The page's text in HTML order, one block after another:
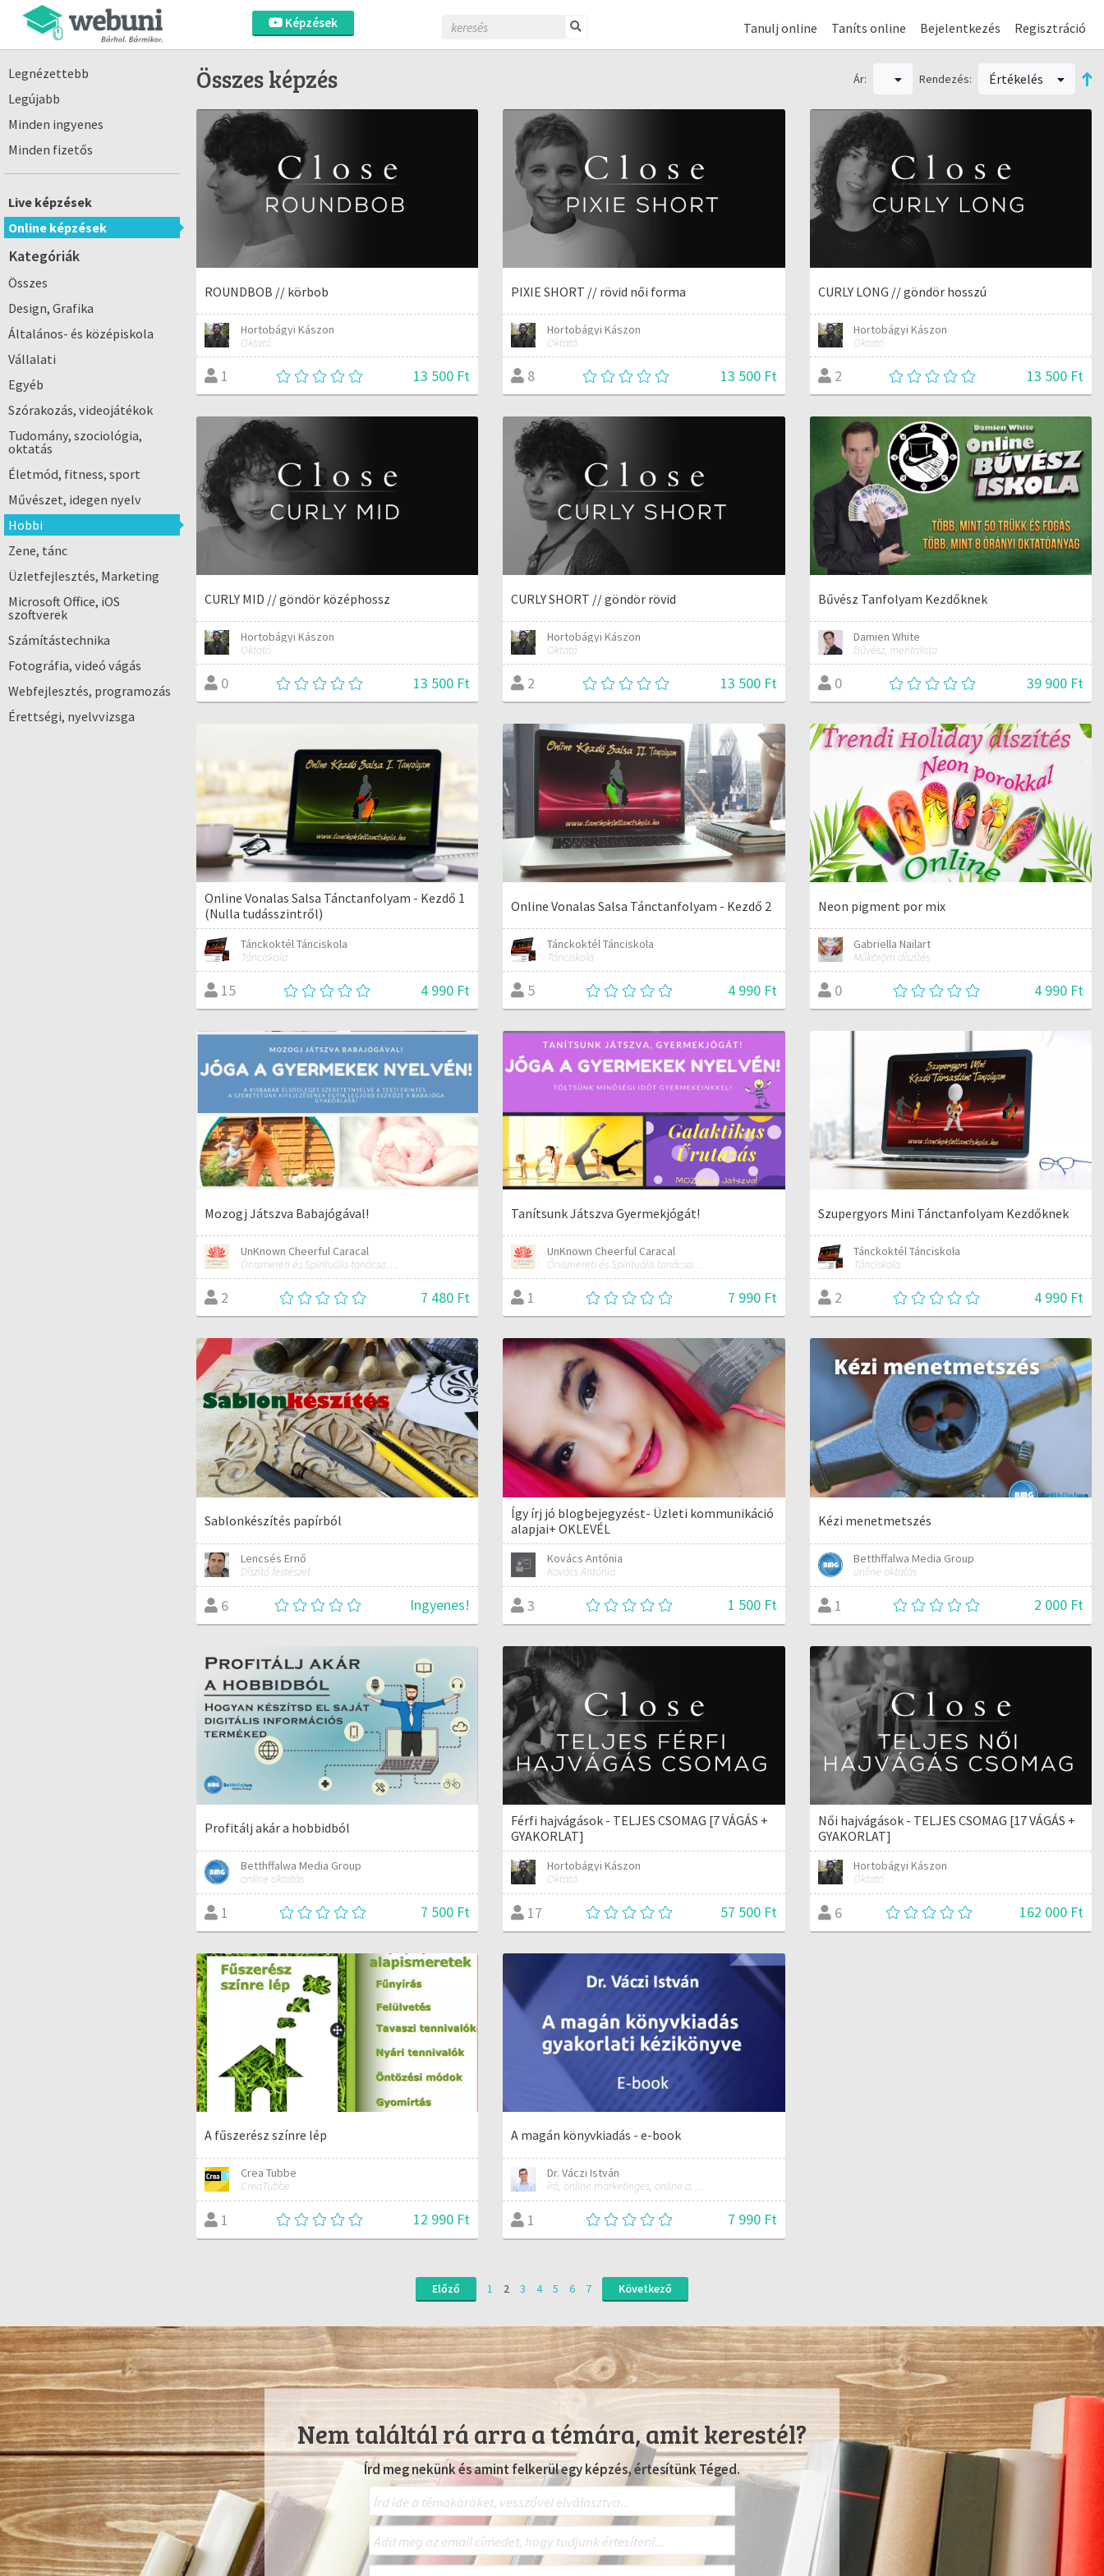
Képzések Tanulj online Taníts online Bejelentkezés Regisztráció
Legnézettebb
Legújabb
Minden ingyenes
Minden fizetős
Live képzések
Online képzések
Kategóriák
Összes
Design, Grafika
Általános- és középiskola
Vállalati
Egyéb
Szórakozás, videojátékok
Tudomány, szociológia,
oktatás
Életmód, fitness, sport
Művészet, idegen nyelv
Hobbi
Zene, tánc
Üzletfejlesztés, Marketing
Microsoft Office, iOS
szoftverek
Számítástechnika
Fotográfia, videó vágás
Webfejlesztés, programozás
Érettségi, nyelvvizsga
Összes képzés Ár: Rendezés: Értékelés
ROUNDBOB // körbob
Hortobágyi Kászon
Oktató
1 13 500 Ft
PIXIE SHORT // rövid női forma
Hortobágyi Kászon
Oktató
8 13 500 Ft
CURLY LONG // göndör hosszú
Hortobágyi Kászon
Oktató
2 13 500 Ft
CURLY MID // göndör középhossz
Hortobágyi Kászon
Oktató
0 13 500 Ft
CURLY SHORT // göndör rövid
Hortobágyi Kászon
Oktató
2 13 500 Ft
Bűvész Tanfolyam Kezdőknek
Damien White
Bűvész, mentalista
0 39 900 Ft
Online Vonalas Salsa Tánctanfolyam - Kezdő 1
(Nulla tudásszintről)
Tánckoktél Tánciskola
Tánciskola
15 4 990 Ft
Online Vonalas Salsa Tánctanfolyam - Kezdő 2
Tánckoktél Tánciskola
Tánciskola
5 4 990 Ft
Neon pigment por mix
Gabriella Nailart
Műköröm díszítés
0 4 990 Ft
Mozogj Játszva Babajógával!
UnKnown Cheerful Caracal
Önismereti és Spirituális tanácsadó, Kínai Asztrológus
2 7 480 Ft
Tanítsunk Játszva Gyermekjógát!
UnKnown Cheerful Caracal
Önismereti és Spirituális tanácsadó, Kínai Asztrológus
1 7 990 Ft
Szupergyors Mini Tánctanfolyam Kezdőknek
Tánckoktél Tánciskola
Tánciskola
2 4 990 Ft
Sablonkészítés papírból
Lencsés Ernő
Díszítő festészet
6 Ingyenes!
Így írj jó blogbejegyzést- Üzleti kommunikáció
alapjai+ OKLEVÉL
Kovács Antónia
Kovács Antónia
3 1 500 Ft
Kézi menetmetszés
Betthffalwa Media Group
online oktatás
1 2 000 Ft
Profitálj akár a hobbidból
Betthffalwa Media Group
online oktatás
1 7 500 Ft
Férfi hajvágások - TELJES CSOMAG [7 VÁGÁS +
GYAKORLAT]
Hortobágyi Kászon
Oktató
17 57 500 Ft
Női hajvágások - TELJES CSOMAG [17 VÁGÁS +
GYAKORLAT]
Hortobágyi Kászon
Oktató
6 162 000 Ft
A fűszerész színre lép
Crea Tubbe
CreaTubbe
1 12 990 Ft
A magán könyvkiadás - e-book
Dr. Váczi István
író, online marketinges, online automatizálási szakember
1 7 990 Ft
Előző 1 2 3 4 5 6 7 Következő
Nem találtál rá arra a témára, amit kerestél?
Írd meg nekünk és amint felkerül egy képzés, értesítünk Téged.